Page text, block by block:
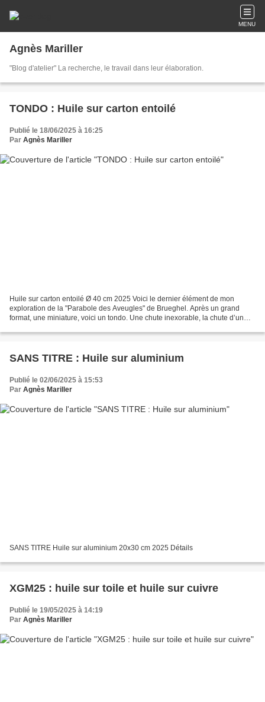
MENU
Agnès Mariller
"Blog d'atelier" La recherche, le travail dans leur élaboration.
TONDO : Huile sur carton entoilé
Publié le 18/06/2025 à 16:25
Par Agnès Mariller
Huile sur carton entoilé Ø 40 cm 2025 Voici le dernier élément de mon
exploration de la "Parabole des Aveugles" de Brueghel. Après un grand
format, une miniature, voici un tondo. Une chute inexorable, la chute d’un
SANS TITRE : Huile sur aluminium
Publié le 02/06/2025 à 15:53
Par Agnès Mariller
SANS TITRE Huile sur aluminium 20x30 cm 2025 Détails
XGM25 : huile sur toile et huile sur cuivre
Publié le 19/05/2025 à 14:19
Par Agnès Mariller